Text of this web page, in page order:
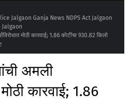
Jalgaon Ganja News NDPS Act Jalgaon
Jalgaon
मोठी कारवाई; 1.86 कोटींचा 930.82 किलो
अमली
मोठी कारवाई; 1.86